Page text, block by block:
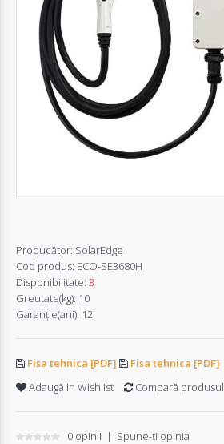
Autentifică-
Înregistrează-
Producător: SolarEdge
Cod produs: ECO-SE3680H
Disponibilitate: 3
Greutate(kg): 10
Garanţie(ani): 12
Fisa tehnica [PDF]
Fisa tehnica [PDF]
Adaugă in Wishlist
Compară produsul
0 opinii | Spune-ţi opinia